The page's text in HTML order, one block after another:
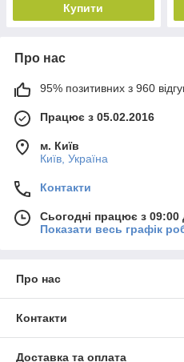
Купити
Про нас
95% позитивних з 960
Працює з 05.02.2016
м. Київ
Київ, Україна
Контакти
Сьогодні працює з 09:00
Показати весь графік
Про нас
Контакти
Доставка та оплата